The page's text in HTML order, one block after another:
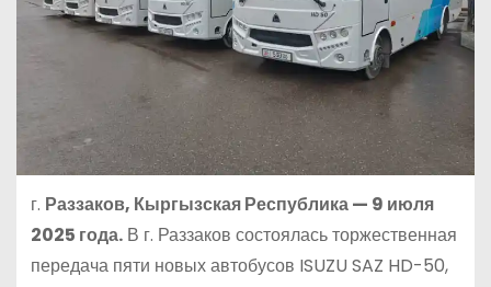
г. Раззаков, Кыргызская Республика — 9 июля
2025 года.В г. Раззаков состоялась торжественная
передача пяти новых автобусов ISUZU SAZ HD-50,